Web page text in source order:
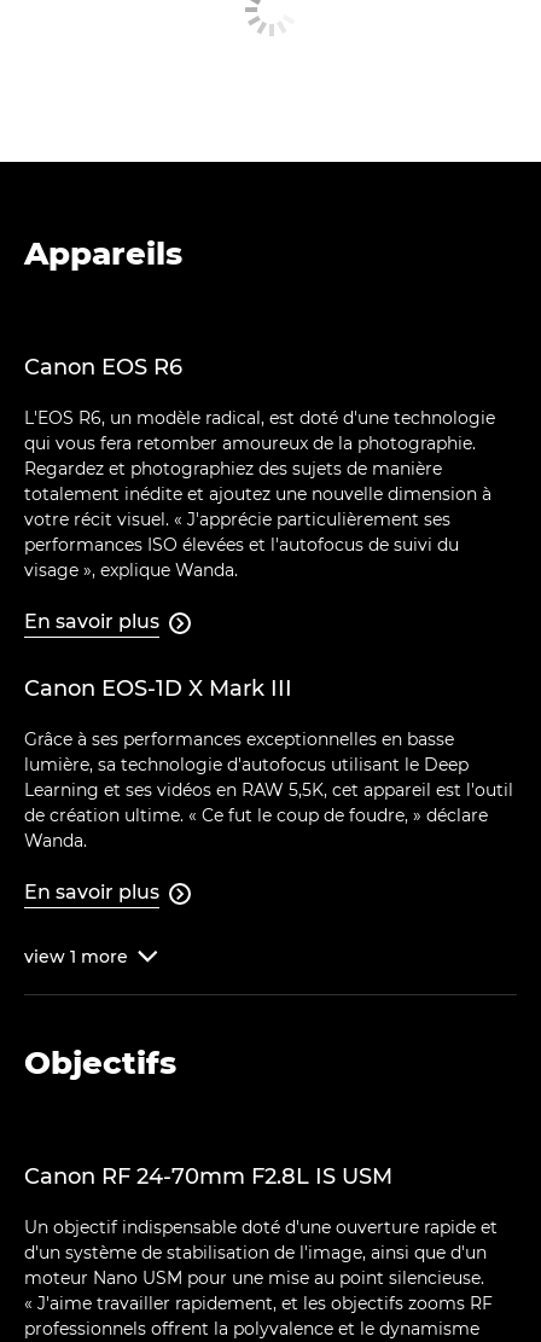
Appareils
Canon EOS R6
L'EOS R6, un modèle radical, est doté d'une technologie
qui vous fera retomber amoureux de la photographie.
Regardez et photographiez des sujets de manière
totalement inédite et ajoutez une nouvelle dimension à
votre récit visuel. « J'apprécie particulièrement ses
performances ISO élevées et l'autofocus de suivi du
visage », explique Wanda.
En savoir plus 
Canon EOS-1D X Mark III
Grâce à ses performances exceptionnelles en basse
lumière, sa technologie d'autofocus utilisant le Deep
Learning et ses vidéos en RAW 5,5K, cet appareil est l'outil
de création ultime. « Ce fut le coup de foudre, » déclare
Wanda.
En savoir plus 
view 1 more 
Objectifs
Canon RF 24-70mm F2.8L IS USM
Un objectif indispensable doté d'une ouverture rapide et
d'un système de stabilisation de l'image, ainsi que d'un
moteur Nano USM pour une mise au point silencieuse.
« J'aime travailler rapidement, et les objectifs zooms RF
professionnels offrent la polyvalence et le dynamisme